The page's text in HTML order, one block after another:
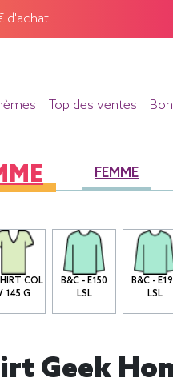
d'achat
Top des ventes
FEMME
COL
145 G
B&C - E150
LSL
B&C -
LSL
Geek